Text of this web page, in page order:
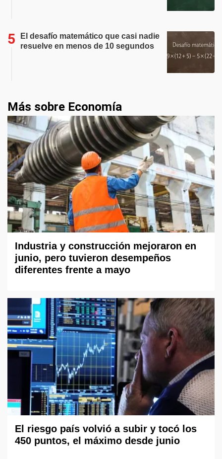
El desafío matemático que casi nadie
resuelve en menos de 10 segundos
Más sobre Economía
Industria y construcción mejoraron en
junio, pero tuvieron desempeños
diferentes frente a mayo
El riesgo país volvió a subir y tocó los
450 puntos, el máximo desde junio